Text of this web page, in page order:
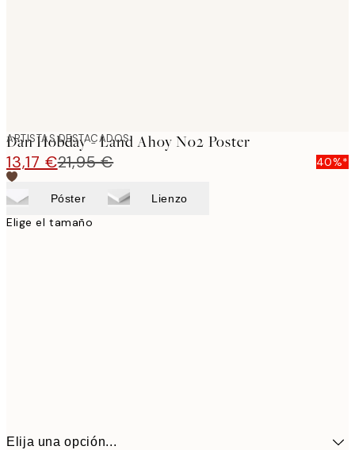
ARTISTAS DESTACADOS
Dan Hobday - Land Ahoy No2 Poster
13,17 €21,95 € 40%*
Póster Lienzo
Elige el tamaño
Elija una opción...